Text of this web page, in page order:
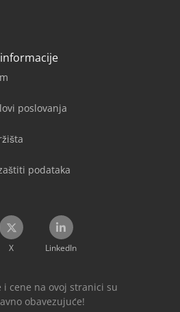
poslovanja
podataka
X LinkedIn
cene na ovoj stranici su
obavezujuće!